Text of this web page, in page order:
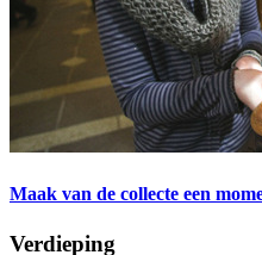
Maak van de collecte een
Verdieping